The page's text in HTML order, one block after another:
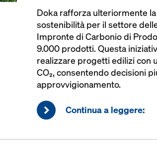
Doka rafforza ulteriormente
sostenibilità per il settore
Impronte di Carbonio di
9.000 prodotti. Questa
realizzare progetti edilizi con
CO₂, consentendo decisioni
approvvigionamento.
Continua a leggere: